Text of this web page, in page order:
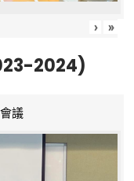
› »
2024)
議